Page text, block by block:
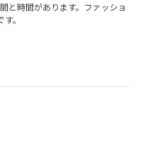
と時間があります。ファッショ
。